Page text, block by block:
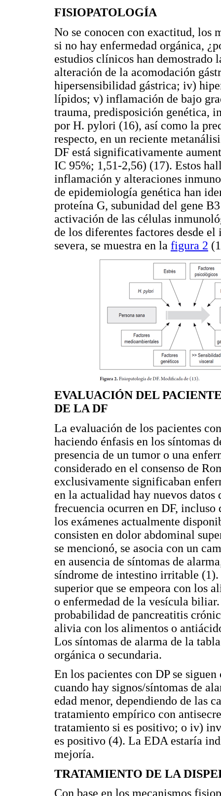
FISIOPATOLOGÍA
No se conocen con exactitud, los
si no hay enfermedad orgánica,
estudios clínicos han demostrado
alteración de la acomodación
hipersensibilidad gástrica; iv)
lípidos; v) inflamación de bajo
trauma, predisposición genética,
por H. pylori (16), así como la
respecto, en un reciente
DF está significativamente
IC 95%; 1,51-2,56) (17). Estos
inflamación y alteraciones
de epidemiología genética han
proteína G, subunidad del gene
activación de las células
de los diferentes factores desde
severa, se muestra en la figura 2
EVALUACIÓN DEL
DE LA DF
La evaluación de los pacientes
haciendo énfasis en los síntomas
presencia de un tumor o una
considerado en el consenso de
exclusivamente significaban
en la actualidad hay nuevos datos
frecuencia ocurren en DF, incluso
los exámenes actualmente
consisten en dolor abdominal
se mencionó, se asocia con un
en ausencia de síntomas de
síndrome de intestino irritable
superior que se empeora con los
o enfermedad de la vesícula
probabilidad de pancreatitis
alivia con los alimentos o
Los síntomas de alarma de la
orgánica o secundaria.
En los pacientes con DP se
cuando hay signos/síntomas de
edad menor, dependiendo de las
tratamiento empírico con
tratamiento si es positivo; o iv)
es positivo (4). La EDA estaría
mejoría.
TRATAMIENTO DE LA
Con base en los mecanismos